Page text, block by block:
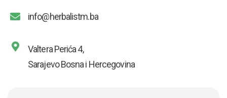
info@herbalistm.ba
Valtera Perića 4,
Sarajevo Bosna i Hercegovina